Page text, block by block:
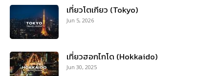
เที่ยวโตเกียว (Tokyo)
Jun 5, 2026
เที่ยวฮอกไกโด (Hokkaido)
Jun 30, 2025